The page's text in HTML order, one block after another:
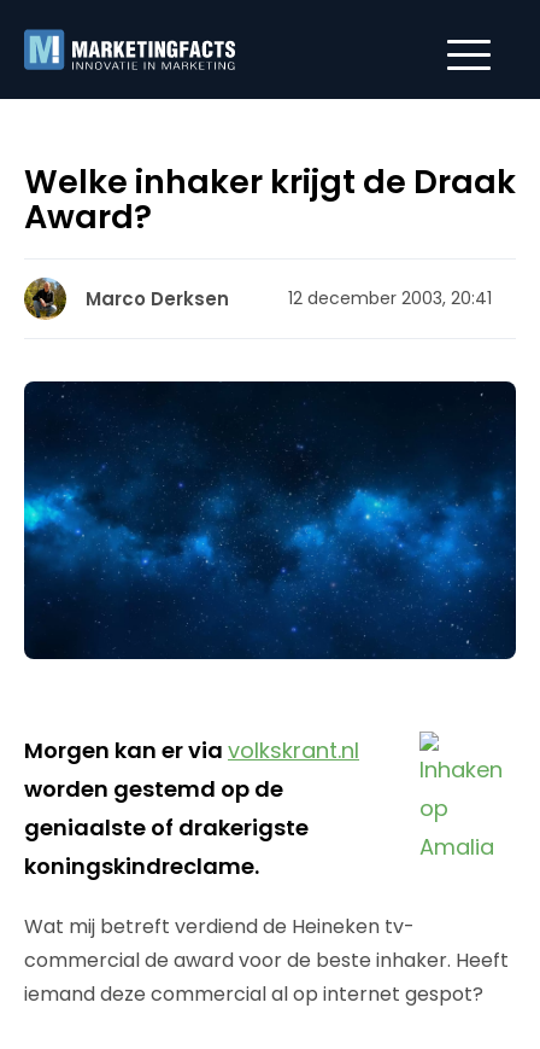
Welke inhaker krijgt de Draak
Award?
Marco Derksen 12 december 2003, 20:41
Morgen kan er via volkskrant.nl
worden gestemd op de
geniaalste of drakerigste
koningskindreclame.
Wat mij betreft verdiend de Heineken tv-
commercial de award voor de beste inhaker. Heeft
iemand deze commercial al op internet gespot?